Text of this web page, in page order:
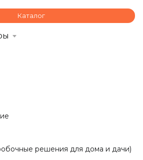
Каталог
решения для дома и дачи)